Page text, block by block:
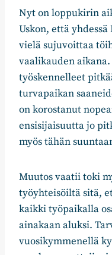
Nyt on loppukirin
Uskon, että
vielä sujuvoittaa
vaalikauden
työskennelleet
turvapaikan
on korostanut
ensisijaisuutta jo
myös tähän
Muutos vaatii toki
työyhteisöiltä sitä,
kaikki työpaikalla
ainakaan aluksi.
vuosikymmenellä